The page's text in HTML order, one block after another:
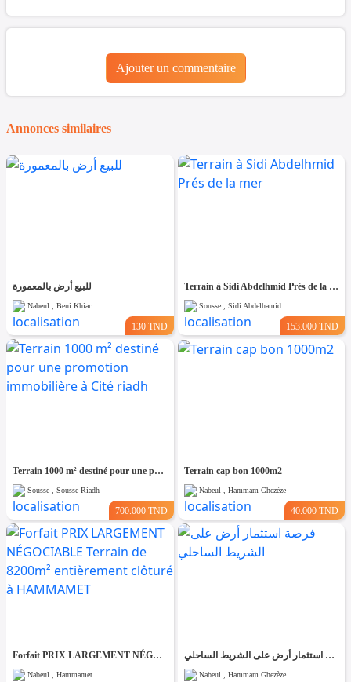
Ajouter un commentaire
Annonces similaires
للبيع أرض بالمعمورة
Nabeul , Beni Khiar
130 TND
Terrain à Sidi Abdelhmid Prés de la mer
Sousse , Sidi Abdelhamid
153.000 TND
Terrain 1000 m² destiné pour une promotion immobilière à Cité riadh
Sousse , Sousse Riadh
700.000 TND
Terrain cap bon 1000m2
Nabeul , Hammam Ghezèze
40.000 TND
Forfait PRIX LARGEMENT NÉGOCIABLE Terrain de 8200m² entièrement clôturé à HAMMAMET
Nabeul , Hammamet
فرصة استثمار أرض على الشريط الساحلي
Nabeul , Hammam Ghezèze